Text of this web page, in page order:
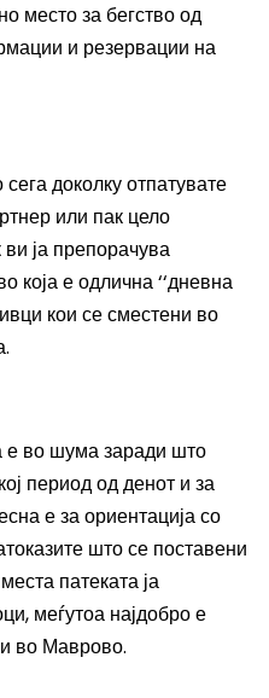
место за бегство од
и резервации на
доколку отпатувате
или пак цело
ви ја препорачува
која е одлична ‘‘дневна
кои се сместени во
е во шума заради што
период од денот и за
е за ориентација со
што се поставени
патеката ја
меѓутоа најдобро е
во Маврово.